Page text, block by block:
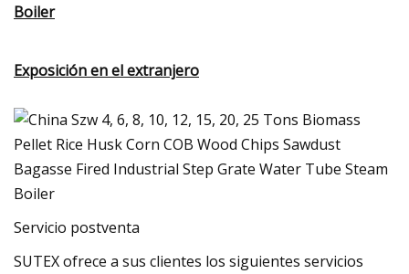
Exposición en el extranjero
Servicio postventa
SUTEX ofrece a sus clientes los siguientes servicios